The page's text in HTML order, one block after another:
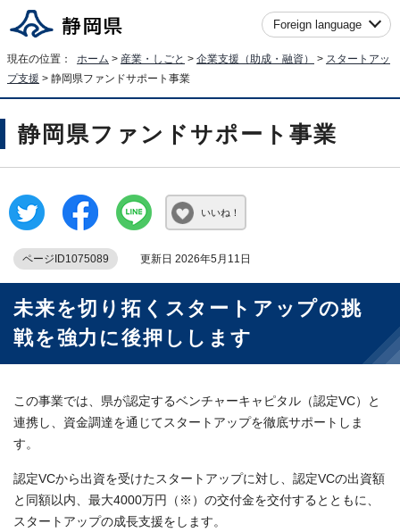
Foreign language
現在の位置： ホーム > 産業・しごと > 企業支援（助成・融資） > スタートアッ
プ支援 > 静岡県ファンドサポート事業
静岡県ファンドサポート事業
いいね！
ページID1075089 更新日 2026年5月11日
未来を切り拓くスタートアップの挑
戦を強力に後押しします
この事業では、県が認定するベンチャーキャピタル（認定VC）と
連携し、資金調達を通じてスタートアップを徹底サポートしま
す。
認定VCから出資を受けたスタートアップに対し、認定VCの出資額
と同額以内、最大4000万円（※）の交付金を交付するとともに、
スタートアップの成長支援をします。